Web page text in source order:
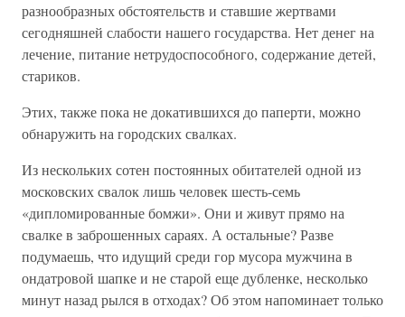
разнообразных обстоятельств и ставшие жертвами
сегодняшней слабости нашего государства. Нет денег на
лечение, питание нетрудоспособного, содержание детей,
стариков.
Этих, также пока не докатившихся до паперти, можно
обнаружить на городских свалках.
Из нескольких сотен постоянных обитателей одной из
московских свалок лишь человек шесть-семь
«дипломированные бомжи». Они и живут прямо на
свалке в заброшенных сараях. А остальные? Разве
подумаешь, что идущий среди гор мусора мужчина в
ондатровой шапке и не старой еще дубленке, несколько
минут назад рылся в отходах? Об этом напоминает только